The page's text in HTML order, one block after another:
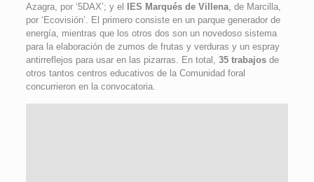
Azagra, por ‘5DAX’; y el
IES Marqués de Villena, de Marcilla,
por ‘Ecovisión’. El primero consiste en un parque generador de
energía, mientras que los otros dos son un novedoso sistema
para la elaboración de zumos de frutas y verduras y un espray
antirreflejos para usar en las pizarras. En total, 35 trabajosde
otros tantos centros educativos de la Comunidad foral
concurrieron en la convocatoria.